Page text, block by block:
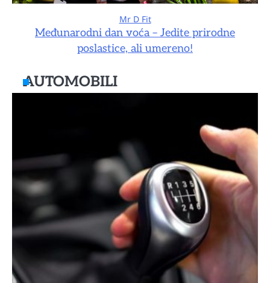
Mr D Fit
Međunarodni dan voća – Jedite prirodne
poslastice, ali umereno!
AUTOMOBILI